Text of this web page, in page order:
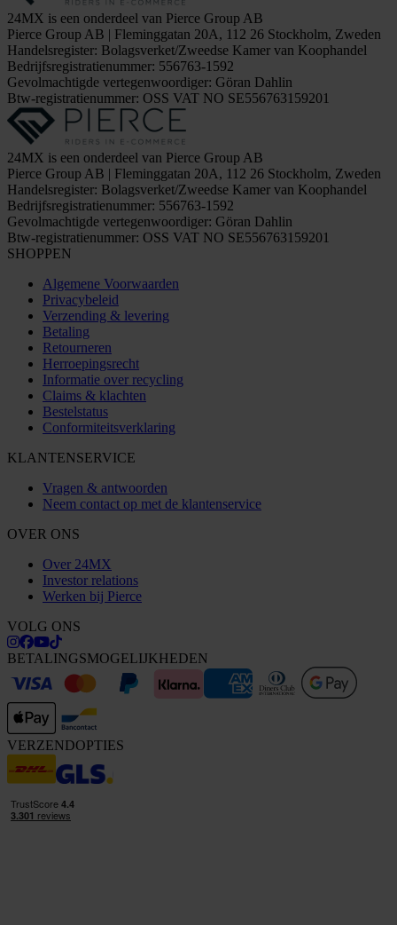
24MX is een onderdeel van Pierce Group AB
Pierce Group AB | Fleminggatan 20A, 112 26 Stockholm, Zweden
Handelsregister: Bolagsverket/Zweedse Kamer van Koophandel
Bedrijfsregistratienummer: 556763-1592
Gevolmachtigde vertegenwoordiger: Göran Dahlin
Btw-registratienummer: OSS VAT NO SE556763159201
24MX is een onderdeel van Pierce Group AB
Pierce Group AB | Fleminggatan 20A, 112 26 Stockholm, Zweden
Handelsregister: Bolagsverket/Zweedse Kamer van Koophandel
Bedrijfsregistratienummer: 556763-1592
Gevolmachtigde vertegenwoordiger: Göran Dahlin
Btw-registratienummer: OSS VAT NO SE556763159201
SHOPPEN
Algemene Voorwaarden
Privacybeleid
Verzending & levering
Betaling
Retourneren
Herroepingsrecht
Informatie over recycling
Claims & klachten
Bestelstatus
Conformiteitsverklaring
KLANTENSERVICE
Vragen & antwoorden
Neem contact op met de klantenservice
OVER ONS
Over 24MX
Investor relations
Werken bij Pierce
VOLG ONS
BETALINGSMOGELIJKHEDEN
VERZENDOPTIES